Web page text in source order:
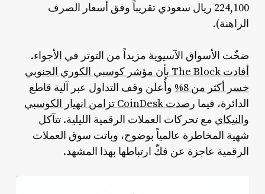
224,100 ريال سعودي تقريباً وفق أسعار الصرف
الراهنة).
ضخّت الأسواق الآسيوية مزيداً من التوتر في الأجواء.
أفادت The Block بأن مؤشر كوسبي الكوري الجنوبي
خسر أكثر من 8%
وأُعلن وقف التداول عبر آلية قاطع
الدائرة، فيما
رصدت CoinDesk تزامن انهيار الكوسبي
والنيكاي مع تحركات العملات الرقمية الليلية. تتآكل
شهية المخاطرة عالمياً بوضوح، وباتت سوق العملات
الرقمية عاجزة عن فكّ ارتباطها بهذا المشهد.